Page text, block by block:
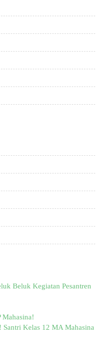
Beluk Kegiatan Pesantren
Mahasina!
Kelas 12 MA Mahasina